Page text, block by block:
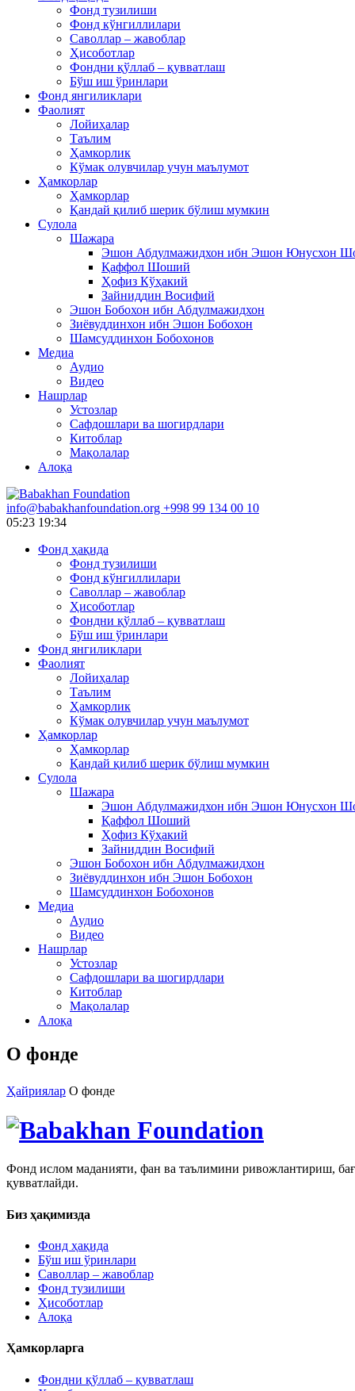
Фонд тузилиши
Фонд кўнгиллилари
Саволлар – жавоблар
Ҳисоботлар
Фондни қўллаб – қувватлаш
Бўш иш ўринлари
Фонд янгиликлари
Фаолият
Лойиҳалар
Таълим
Ҳамкорлик
Кўмак олувчилар учун маълумот
Ҳамкорлар
Ҳамкорлар
Қандай қилиб шерик бўлиш мумкин
Сулола
Шажара
Эшон Абдулмажидхон ибн Эшон Юнусхон
Қаффол Шоший
Ҳофиз Кўҳакий
Зайниддин Восифий
Эшон Бобохон ибн Абдулмажидхон
Зиёвуддинхон ибн Эшон Бобохон
Шамсуддинхон Бобохонов
Медиа
Аудио
Видео
Нашрлар
Устозлар
Сафдошлари ва шогирдлари
Китоблар
Мақолалар
Алоқа
info@babakhanfoundation.org +998 99 134 00 10
05:23 19:34
Фонд ҳақида
Фонд тузилиши
Фонд кўнгиллилари
Саволлар – жавоблар
Ҳисоботлар
Фондни қўллаб – қувватлаш
Бўш иш ўринлари
Фонд янгиликлари
Фаолият
Лойиҳалар
Таълим
Ҳамкорлик
Кўмак олувчилар учун маълумот
Ҳамкорлар
Ҳамкорлар
Қандай қилиб шерик бўлиш мумкин
Сулола
Шажара
Эшон Абдулмажидхон ибн Эшон Юнусхон
Қаффол Шоший
Ҳофиз Кўҳакий
Зайниддин Восифий
Эшон Бобохон ибн Абдулмажидхон
Зиёвуддинхон ибн Эшон Бобохон
Шамсуддинхон Бобохонов
Медиа
Аудио
Видео
Нашрлар
Устозлар
Сафдошлари ва шогирдлари
Китоблар
Мақолалар
Алоқа
О фонде
Ҳайриялар О фонде
Фонд ислом маданияти, фан ва таълимини ривожлантириш,
қувватлайди.
Биз ҳақимизда
Фонд ҳақида
Бўш иш ўринлари
Саволлар – жавоблар
Фонд тузилиши
Ҳисоботлар
Алоқа
Ҳамкорларга
Фондни қўллаб – қувватлаш